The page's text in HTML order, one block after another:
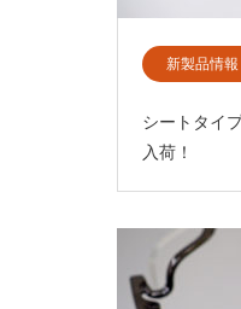
新製品情報
シートタイ
入荷！